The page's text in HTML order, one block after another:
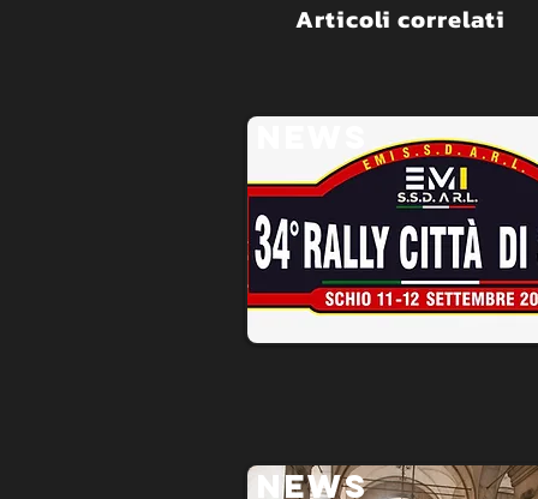
Articoli correlati
NEWS